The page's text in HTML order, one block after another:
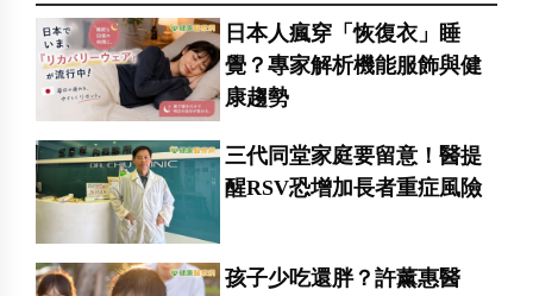
日本人瘋穿「恢復衣」睡
覺？專家解析機能服飾與健
康趨勢
三代同堂家庭要留意！醫提
醒RSV恐增加長者重症風險
孩子少吃還胖？許薰惠醫